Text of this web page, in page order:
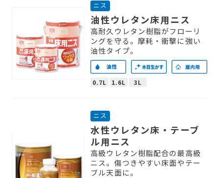
ニス
油性ウレタン床用ニス
高耐久ウレタン樹脂がフローリ
ングを守る。摩耗・衝撃に強い
油性タイプ。
0.7L 1.6L 3L
ニス
水性ウレタン床・テーブ
ル用ニス
高級ウレタン樹脂配合の最高級
ニス。傷つきやすい床面やテー
ブル天面に。